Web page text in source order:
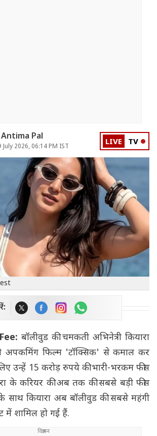
Antima Pal
July 2026, 06:14 PM IST LIVE TV
बॉलीवुड की चमकती अभिनेत्री कियारा
अपकमिंग फिल्म 'टॉक्सिक' से कमाल कर
उन्हें 15 करोड़ रुपये की भारी-भरकम फीस
के करियर की अब तक की सबसे बड़ी फीस
कियारा अब बॉलीवुड की सबसे महंगी
में शामिल हो गई हैं.